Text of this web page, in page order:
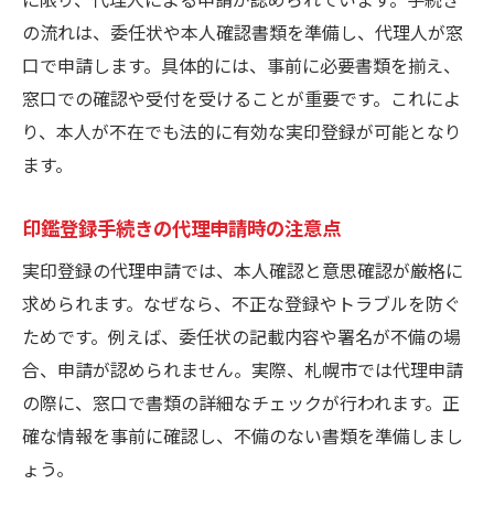
の流れは、委任状や本人確認書類を準備し、代理人が窓
口で申請します。具体的には、事前に必要書類を揃え、
窓口での確認や受付を受けることが重要です。これによ
り、本人が不在でも法的に有効な実印登録が可能となり
ます。
印鑑登録手続きの代理申請時の注意点
実印登録の代理申請では、本人確認と意思確認が厳格に
求められます。なぜなら、不正な登録やトラブルを防ぐ
ためです。例えば、委任状の記載内容や署名が不備の場
合、申請が認められません。実際、札幌市では代理申請
の際に、窓口で書類の詳細なチェックが行われます。正
確な情報を事前に確認し、不備のない書類を準備しまし
ょう。